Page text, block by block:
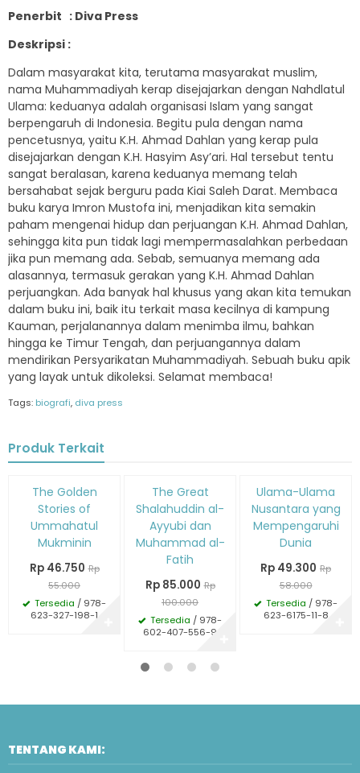
Penerbit : Diva Press
Deskripsi :
Dalam masyarakat kita, terutama masyarakat muslim,
nama Muhammadiyah kerap disejajarkan dengan Nahdlatul
Ulama: keduanya adalah organisasi Islam yang sangat
berpengaruh di Indonesia. Begitu pula dengan nama
pencetusnya, yaitu K.H. Ahmad Dahlan yang kerap pula
disejajarkan dengan K.H. Hasyim Asy’ari. Hal tersebut tentu
sangat beralasan, karena keduanya memang telah
bersahabat sejak berguru pada Kiai Saleh Darat. Membaca
buku karya Imron Mustofa ini, menjadikan kita semakin
paham mengenai hidup dan perjuangan K.H. Ahmad Dahlan,
sehingga kita pun tidak lagi mempermasalahkan perbedaan
jika pun memang ada. Sebab, semuanya memang ada
alasannya, termasuk gerakan yang K.H. Ahmad Dahlan
perjuangkan. Ada banyak hal khusus yang akan kita temukan
dalam buku ini, baik itu terkait masa kecilnya di kampung
Kauman, perjalanannya dalam menimba ilmu, bahkan
hingga ke Timur Tengah, dan perjuangannya dalam
mendirikan Persyarikatan Muhammadiyah. Sebuah buku apik
yang layak untuk dikoleksi. Selamat membaca!
Tags: biografi, diva press
Produk Terkait
Diskon
15%The Golden
Stories of
Ummahatul
Mukminin
Rp 46.750 Rp
55.000
Tersedia / 978-
623-327-198-1
DiskonThe Great
Shalahuddin al-
Ayyubi dan
Muhammad al-
Fatih
Rp 85.000 Rp
100.000
Tersedia / 978-
602-407-556-9
Diskon
15%
Ulama-Ulama
Nusantara yang
Mempengaruhi
Dunia
Rp 49.300 Rp
58.000
Tersedia / 978-
623-6175-11-8
TENTANG KAMI: